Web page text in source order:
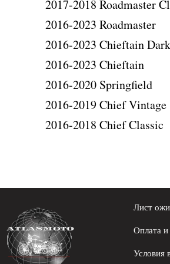
2017-2018 Roadmaster
2016-2023 Roadmaster
2016-2023 Chieftain
2016-2023 Chieftain
2016-2020 Springfield
2016-2019 Chief Vintage
2016-2018 Chief Classic
Лист
Оплата и
Условия